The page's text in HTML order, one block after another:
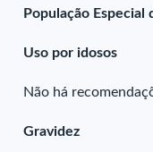
População
Uso por idosos
Não há
Gravidez